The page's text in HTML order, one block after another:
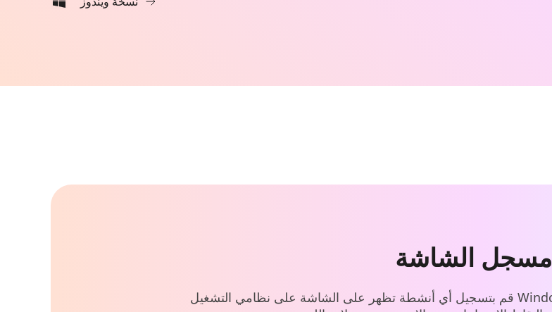
مسجل الشاشة
قم بتسجيل أي أنشطة تظهر على الشاشة على نظامي التشغيل Windows وMac. أداة تسجيل رائعة للمساعدة